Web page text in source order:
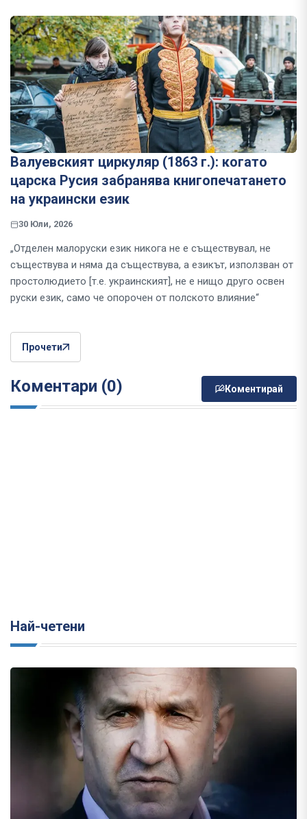
Валуевският циркуляр (1863 г.): когато
царска Русия забранява книгопечатането
на украински език
30 Юли, 2026
„Отделен малоруски език никога не е съществувал, не
съществува и няма да съществува, а езикът, използван от
простолюдието [т.е. украинският], не е нищо друго освен
руски език, само че опорочен от полското влияние“
Прочети
Коментари (0) Коментирай
Най-четени